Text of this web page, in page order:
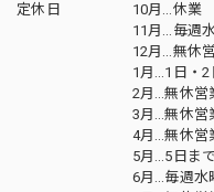
定休日
10月…休業
11月…毎週
12月…無休
1月…1日・2
2月…無休営
3月…無休営
4月…無休営
5月…5日ま
6月…毎週水